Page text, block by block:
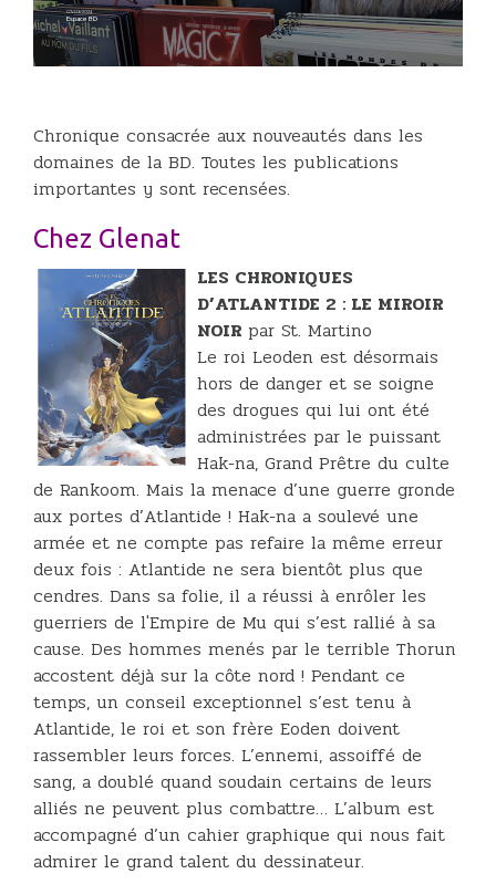
07/03/2024
Espace BD
Chronique consacrée aux nouveautés dans les
domaines de la BD. Toutes les publications
importantes y sont recensées.
Chez Glenat
LES CHRONIQUES
D’ATLANTIDE 2 : LE MIROIR
NOIR par St. Martino
Le roi Leoden est désormais
hors de danger et se soigne
des drogues qui lui ont été
administrées par le puissant
Hak-na, Grand Prêtre du culte
de Rankoom. Mais la menace d’une guerre gronde
aux portes d’Atlantide ! Hak-na a soulevé une
armée et ne compte pas refaire la même erreur
deux fois : Atlantide ne sera bientôt plus que
cendres. Dans sa folie, il a réussi à enrôler les
guerriers de l'Empire de Mu qui s’est rallié à sa
cause. Des hommes menés par le terrible Thorun
accostent déjà sur la côte nord ! Pendant ce
temps, un conseil exceptionnel s’est tenu à
Atlantide, le roi et son frère Eoden doivent
rassembler leurs forces. L’ennemi, assoiffé de
sang, a doublé quand soudain certains de leurs
alliés ne peuvent plus combattre… L’album est
accompagné d’un cahier graphique qui nous fait
admirer le grand talent du dessinateur.